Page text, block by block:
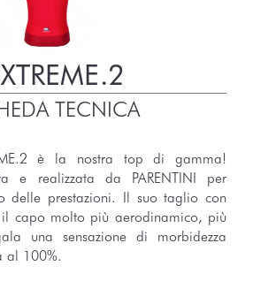
TECNICA
è la nostra top di gamma!
e realizzata da PARENTINI per
delle prestazioni. Il suo taglio con
capo molto più aerodinamico, più
una sensazione di morbidezza
al 100%.